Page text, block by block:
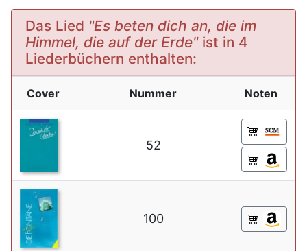
Das Lied "Es beten dich an, die im
Himmel, die auf der Erde"ist in 4
Liederbüchern enthalten:
Cover Nummer Noten
52
100